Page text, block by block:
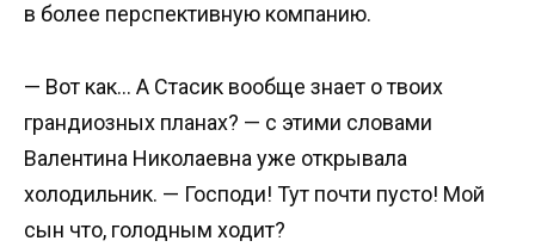
в более перспективную компанию.
— Вот как… А Стасик вообще знает о твоих
грандиозных планах? — с этими словами
Валентина Николаевна уже открывала
холодильник. — Господи! Тут почти пусто! Мой
сын что, голодным ходит?